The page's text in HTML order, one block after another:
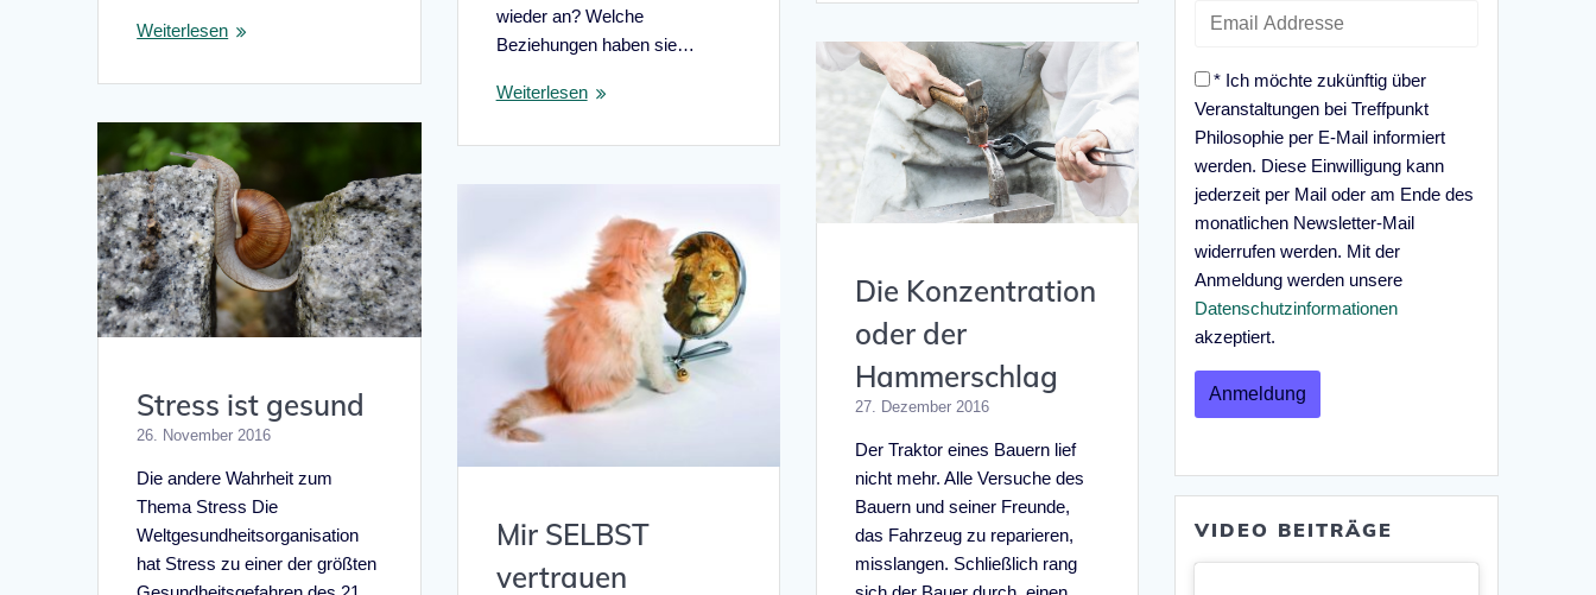
Weiterlesen
wieder an? Welche
Beziehungen haben sie…
Weiterlesen
Die Konzentration
oder der
Hammerschlag
27. Dezember 2016
Der Traktor eines Bauern lief
nicht mehr. Alle Versuche des
Bauern und seiner Freunde,
das Fahrzeug zu reparieren,
misslangen. Schließlich rang
Stress ist gesund
26. November 2016
Die andere Wahrheit zum
Thema Stress Die
Weltgesundheitsorganisation
hat Stress zu einer der größten
Mir SELBST
vertrauen
* Ich möchte zukünftig über
Veranstaltungen bei Treffpunkt
Philosophie per E-Mail informiert
werden. Diese Einwilligung kann
jederzeit per Mail oder am Ende des
monatlichen Newsletter-Mail
widerrufen werden. Mit der
Anmeldung werden unsere
Datenschutzinformationen
akzeptiert.
VIDEO BEITRÄGE